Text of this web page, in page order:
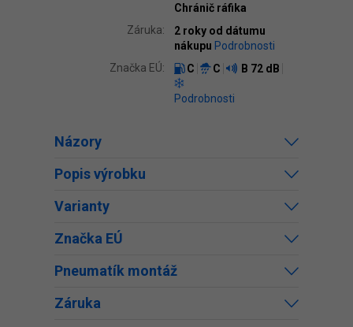
Chránič ráfika
Záruka:
2 roky od dátumu
nákupu Podrobnosti
Značka EÚ:
C C B 72 dB
Podrobnosti
Názory
Popis výrobku
Varianty
Značka EÚ
Pneumatík montáž
Záruka